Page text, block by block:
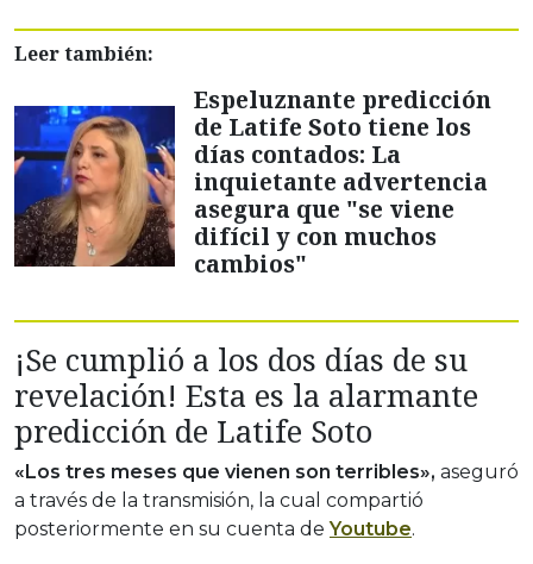
Leer también:
Espeluznante predicción
de Latife Soto tiene los
días contados: La
inquietante advertencia
asegura que "se viene
difícil y con muchos
cambios"
¡Se cumplió a los dos días de su
revelación! Esta es la alarmante
predicción de Latife Soto
«Los tres meses que vienen son terribles», aseguró
a través de la transmisión, la cual compartió
posteriormente en su cuenta deYoutube.